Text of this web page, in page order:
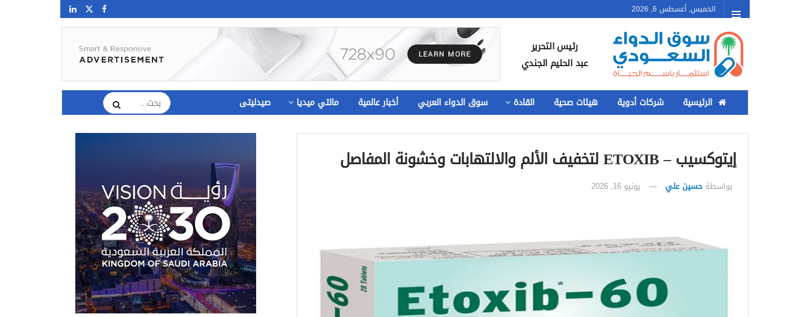
الخميس, أغسطس 6, 2026
رئيس التحرير
عبد الحليم الجندي
الرئيسية شركات أدوية هيئات صحية القادة سوق الدواء العربي أخبار عالمية مالتي ميديا صيدليتى
إيتوكسيب – ETOXIB لتخفيف الألم والالتهابات وخشونة المفاصل
بواسطة حسين علي يونيو 16, 2026